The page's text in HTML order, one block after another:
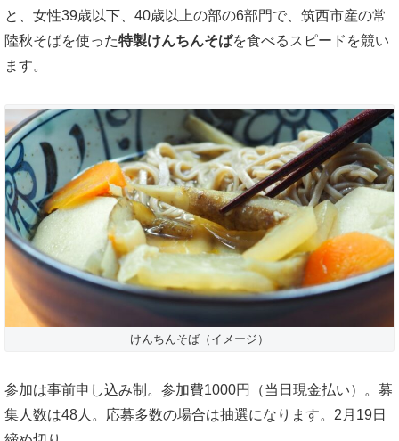
と、女性39歳以下、40歳以上の部の6部門で、筑西市産の常
陸秋そばを使った特製けんちんそばを食べるスピードを競い
ます。
けんちんそば（イメージ）
参加は事前申し込み制。参加費1000円（当日現金払い）。募
集人数は48人。応募多数の場合は抽選になります。2月19日